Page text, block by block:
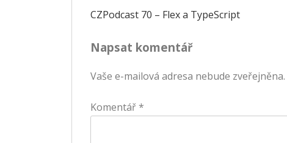
Navigace
pro
příspěvek
CZPodcast 70 – Flex a TypeScript
Napsat komentář
Vaše e-mailová adresa nebude zveřejněna.
Komentář *